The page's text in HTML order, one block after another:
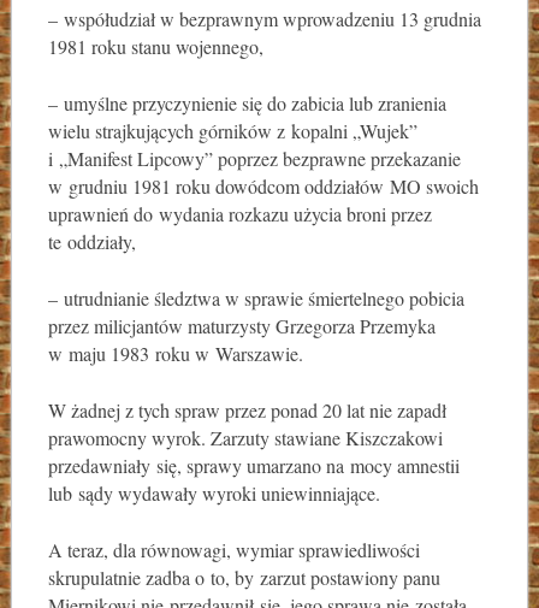
– współudział w bezprawnym wprowadzeniu 13 grudnia
1981 roku stanu wojennego,
– umyślne przyczynienie się do zabicia lub zranienia
wielu strajkujących górników z kopalni „Wujek”
i „Manifest Lipcowy” poprzez bezprawne przekazanie
w grudniu 1981 roku dowódcom oddziałów MO swoich
uprawnień do wydania rozkazu użycia broni przez
te oddziały,
– utrudnianie śledztwa w sprawie śmiertelnego pobicia
przez milicjantów maturzysty Grzegorza Przemyka
w maju 1983 roku w Warszawie.
W żadnej z tych spraw przez ponad 20 lat nie zapadł
prawomocny wyrok. Zarzuty stawiane Kiszczakowi
przedawniały się, sprawy umarzano na mocy amnestii
lub sądy wydawały wyroki uniewinniające.
A teraz, dla równowagi, wymiar sprawiedliwości
skrupulatnie zadba o to, by zarzut postawiony panu